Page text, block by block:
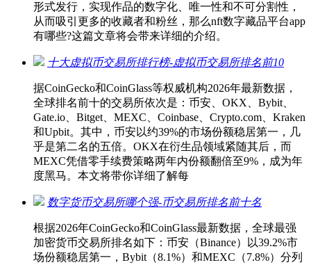
形式发行，实现作品的数字化、唯一性和不可分割性，
从而吸引更多的收藏者和粉丝，那么nft数字藏品平台app
有哪些?这篇文章将会带来详细的介绍。
十大虚拟币交易所排行榜-虚拟币交易所排名前10
据CoinGecko和CoinGlass等权威机构2026年最新数据，
全球排名前十的交易所依次是：币安、OKX、Bybit、
Gate.io、Bitget、MEXC、Coinbase、Crypto.com、Kraken
和Upbit。其中，币安以约39%的市场份额稳居第一，几
乎是第二名的五倍。OKX在衍生品领域紧随其后，而
MEXC凭借零手续费策略两年内份额翻倍至9%，成为年
度黑马。本文将带你详细了解每
数字货币交易所哪个强-币交易所排名前十名
根据2026年CoinGecko和CoinGlass最新数据，全球最强
加密货币交易所排名如下：币安（Binance）以39.2%市
场份额稳居第一，Bybit（8.1%）和MEXC（7.8%）分列